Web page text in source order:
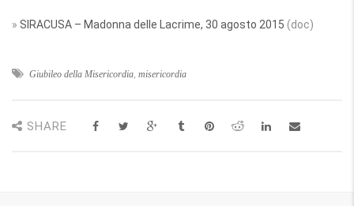
» SIRACUSA – Madonna delle Lacrime, 30 agosto 2015 (doc)
Giubileo della Misericordia, misericordia
SHARE